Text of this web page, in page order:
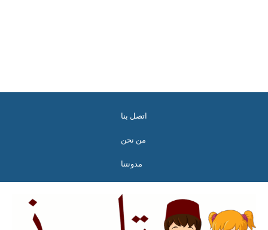
اتصل بنا
من نحن
مدونتنا